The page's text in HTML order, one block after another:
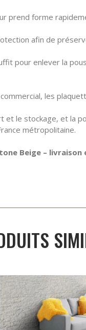
prend forme
afin de
pour enlever la
les
et le stockage, et la
métropolitaine.
Beige – livraison